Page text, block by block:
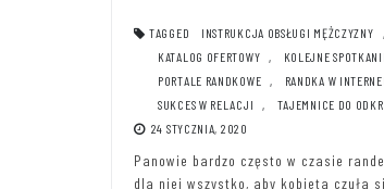
TAGGED INSTRUKCJA OBSŁUGI MĘŻCZYZNY
KATALOG OFERTOWY
KOLEJNE
PORTALE RANDKOWE
RANDKA W
SUKCES W RELACJI
TAJEMNICE DO
24 STYCZNIA, 2020
Panowie bardzo często w czasie
dla niej wszystko, aby kobieta czuła